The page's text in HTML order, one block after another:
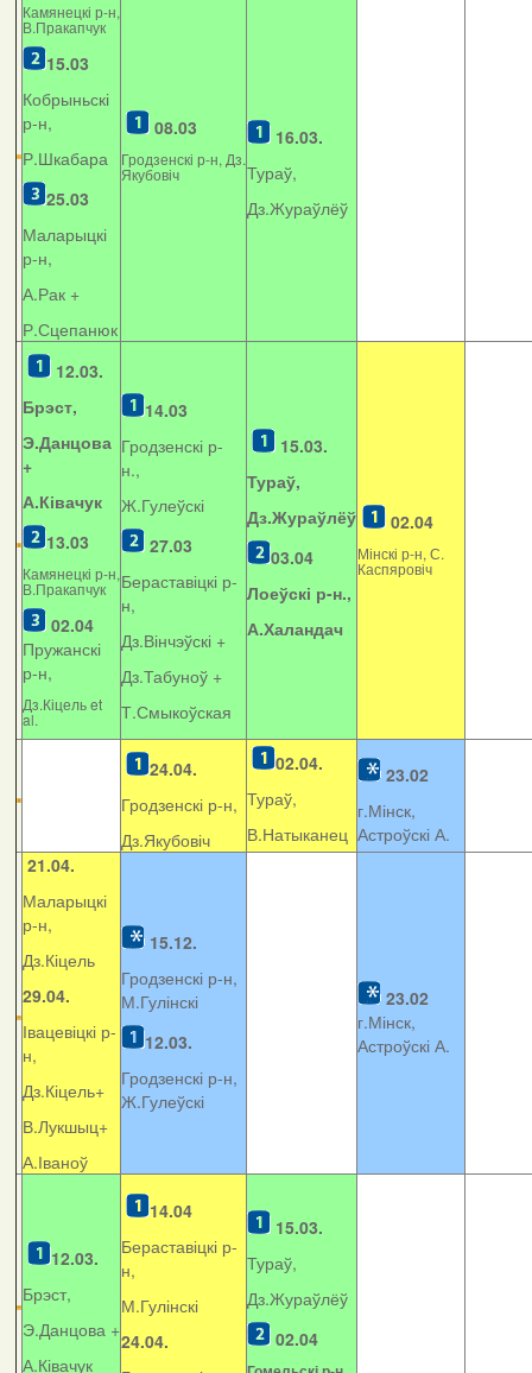
Камянецкі р-н,
В.Пракапчук
15.03
Кобрыньскі
р-н,
Р.Шкабара
25.03
Маларыцкі
р-н,
А.Рак +
Р.Сцепанюк
08.03
Гродзенскі р-н, Дз.
Якубовіч
16.03.
Тураў,
Дз.Жураўлёў
12.03.
Брэст,
Э.Данцова
+
А.Ківачук
13.03
Камянецкі р-н,
В.Пракапчук
02.04
Пружанскі
р-н,
Дз.Кіцель et
al.
14.03
Гродзенскі р-
н.,
Ж.Гулеўскі
27.03
Бераставіцкі р-
н,
Дз.Вінчэўскі +
Дз.Табуноў +
Т.Смыкоўская
15.03.
Тураў,
Дз.Жураўлёў
03.04
Лоеўскі р-н.,
А.Халандач
02.04
Мінскі р-н, С.
Каспяровіч
24.04.
Гродзенскі р-н,
Дз.Якубовіч
02.04.
Тураў,
В.Натыканец
23.02
г.Мінск,
Астроўскі А.
21.04.
Маларыцкі
р-н,
Дз.Кіцель
29.04.
Івацевіцкі р-
н,
Дз.Кіцель+
В.Лукшыц+
А.Іваноў
15.12.
Гродзенскі р-н,
М.Гулінскі
12.03.
Гродзенскі р-н,
Ж.Гулеўскі
23.02
г.Мінск,
Астроўскі А.
12.03.
Брэст,
Э.Данцова +
А.Ківачук
14.04
Бераставіцкі р-
н,
М.Гулінскі
24.04.
15.03.
Тураў,
Дз.Жураўлёў
02.04